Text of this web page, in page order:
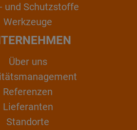
und Schutzstoffe
Werkzeuge
Über uns
Referenzen
Lieferanten
Standorte